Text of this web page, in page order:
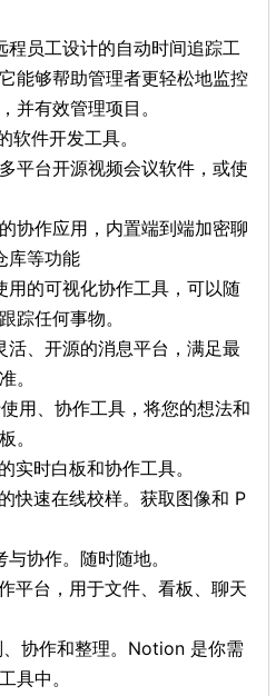
程员工设计的自动时间追踪工
能够帮助管理者更轻松地监控
并有效管理项目。
软件开发工具。
平台开源视频会议软件，或使
协作应用，内置端到端加密聊
库等功能
用的可视化协作工具，可以随
踪任何事物。
活、开源的消息平台，满足最
。
用、协作工具，将您的想法和
。
实时白板和协作工具。
快速在线校样。获取图像和 P
协作。随时随地。
平台，用于文件、看板、聊天
协作和整理。Notion 是你需
中。